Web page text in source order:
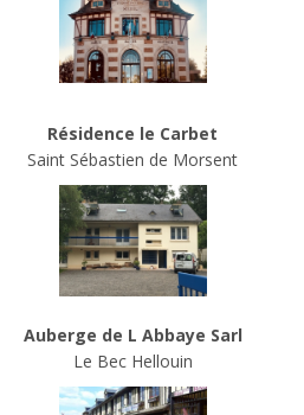
Résidence le Carbet
Saint Sébastien de Morsent
Auberge de L Abbaye Sarl
Le Bec Hellouin